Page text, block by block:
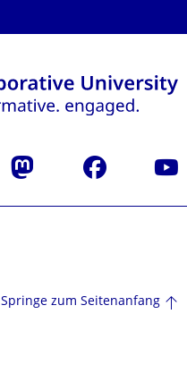
Mastodon Facebook
Springe zum Seitenanfang